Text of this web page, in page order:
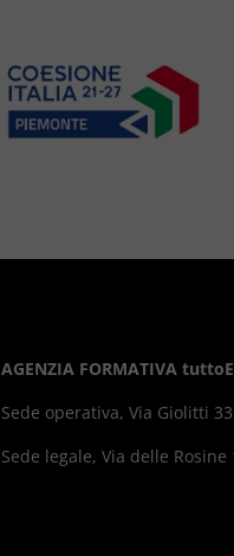
AGENZIA FORMATIVA
Sede operativa, Via Giolitti 33
Sede legale, Via delle Rosine